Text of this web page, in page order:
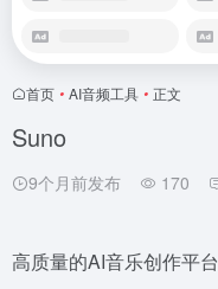
首页 • AI音频工具 • 正文
Suno
9个月前发布 170
高质量的AI音乐创作平台